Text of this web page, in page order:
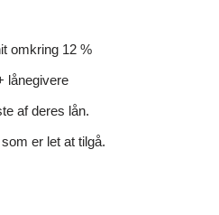
omkring 12 %
lånegivere
af deres lån.
er let at tilgå.